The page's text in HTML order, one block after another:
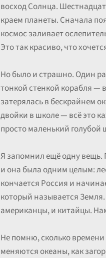
восход Солнца.
краем планеты. Сначала
космос заливает
Это так красиво, что
Но было и страшно. Один
тонкой стенкой корабля —
затерялась в бескрайнем
двойки в школе — всё это
просто маленький голубой
Я запомнил ещё одну вещь.
и она была одним целым:
кончается Россия и
который называется
американцы, и китайцы.
Не помню, сколько
меняются океаны, как